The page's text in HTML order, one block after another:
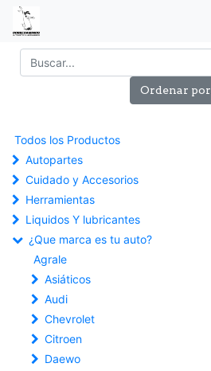
Ordenar por
Todos los Productos
Autopartes
Cuidado y Accesorios
Herramientas
Liquidos Y lubricantes
¿Que marca es tu auto?
Agrale
Asiáticos
Audi
Chevrolet
Citroen
Daewo